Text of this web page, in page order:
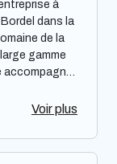
à
dans la
de la
gamme
à respecter
pour
Voir plus